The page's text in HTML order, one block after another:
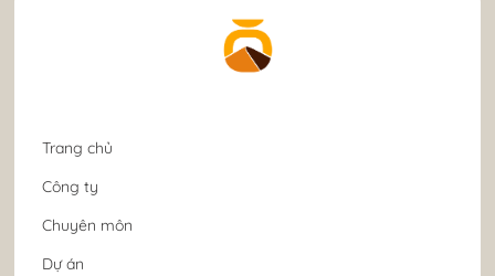
Trang chủ
Công ty
Chuyên môn
Dự án